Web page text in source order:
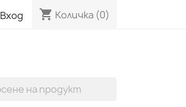
Вход shopping_cart Количка (0)